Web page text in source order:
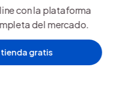
aunque no
e-wallet y cuál es su
con la plataforma
del mercado.
gratis